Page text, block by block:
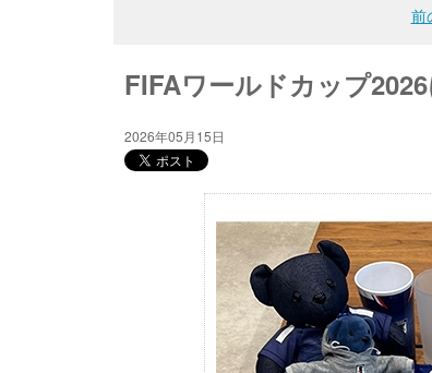
前
FIFAワールドカップ
2026年05月15日